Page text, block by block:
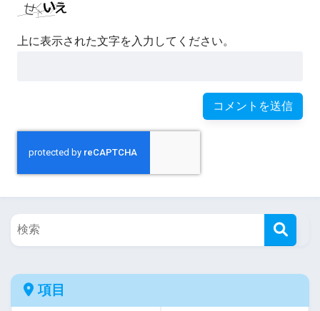
上に表示された文字を入力してください。
項目